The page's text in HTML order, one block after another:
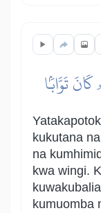
تَوَّابَۢا
kukutana
na
kwa wingi.
kumuomba